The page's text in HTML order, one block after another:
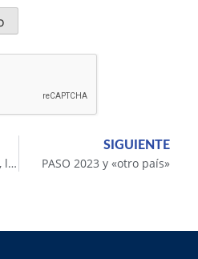
Yvosquéismo, ah…pero…, la paja en el ojo ajeno…
SIGUIENTE
PASO 2023 y «otro país»